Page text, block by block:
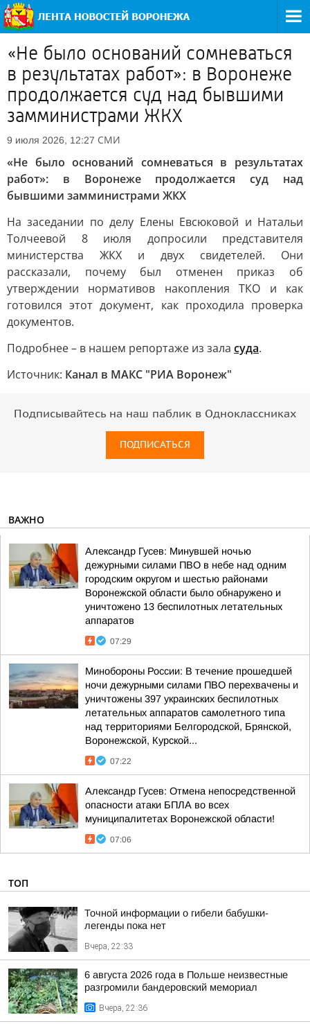
«Не было оснований сомневаться
в результатах работ»: в Воронеже
продолжается суд над бывшими
замминистрами ЖКХ
9 июля 2026, 12:27 СМИ
«Не было оснований сомневаться в результатах
работ»: в Воронеже продолжается суд над
бывшими замминистрами ЖКХ
На заседании по делу Елены Евсюковой и Натальи
Толчеевой 8 июля допросили представителя
министерства ЖКХ и двух свидетелей. Они
рассказали, почему был отменен приказ об
утверждении нормативов накопления ТКО и как
готовился этот документ, как проходила проверка
документов.
Подробнее – в нашем репортаже из зала суда.
Источник: Канал в МАКС "РИА Воронеж"
Подписывайтесь на наш паблик в Одноклассниках
ПОДПИСАТЬСЯ
ВАЖНО
Александр Гусев: Минувшей ночью
дежурными силами ПВО в небе над одним
городским округом и шестью районами
Воронежской области было обнаружено и
уничтожено 13 беспилотных летательных
аппаратов
07:29
Минобороны России: В течение прошедшей
ночи дежурными силами ПВО перехвачены и
уничтожены 397 украинских беспилотных
летательных аппаратов самолетного типа
над территориями Белгородской, Брянской,
Воронежской, Курской...
07:22
Александр Гусев: Отмена непосредственной
опасности атаки БПЛА во всех
муниципалитетах Воронежской области!
07:06
ТОП
Точной информации о гибели бабушки-
легенды пока нет
Вчера, 22:33
6 августа 2026 года в Польше неизвестные
разгромили бандеровский мемориал
Вчера, 22:36